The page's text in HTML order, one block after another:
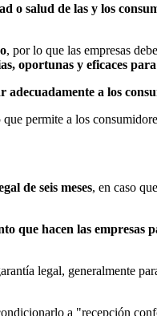
o salud de las y los
, por lo que las empresas
oportunas y eficaces
a los
que permite a los
de seis meses, en caso
que hacen las empresas
legal, generalmente
a "recepción